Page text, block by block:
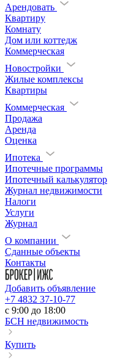
Арендовать
Квартиру
Комнату
Дом или коттедж
Коммерческая
Новостройки
Жилые комплексы
Квартиры
Коммерческая
Продажа
Аренда
Оценка
Ипотека
Ипотечные программы
Ипотечный калькулятор
Журнал недвижимости
Налоги
Услуги
Журнал
О компании
Сданные объекты
Контакты
Добавить объявление
+7 4832 37-10-77
c 9:00 до 18:00
БСН недвижимость
Купить